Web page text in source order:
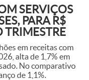
SERVIÇOS
PARA R$
TRIMESTRE
em receitas com
alta de 1,7% em
No comparativo
de 1,1%.